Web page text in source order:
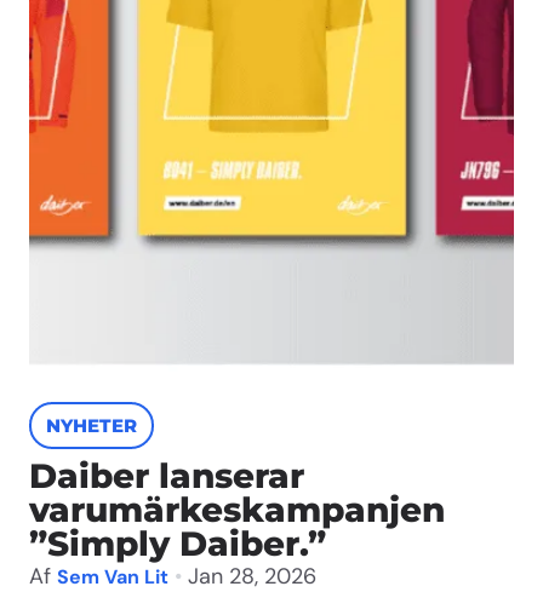
NYHETER
Daiber lanserar
varumärkeskampanjen
”Simply Daiber.”
Af Sem Van Lit • Jan 28, 2026